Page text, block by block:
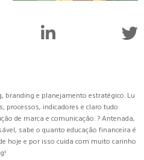
branding e planejamento estratégico. Lu
processos, indicadores e claro tudo
de marca e comunicação. ? Antenada,
sabe o quanto educação financeira é
hoje e por isso cuida com muito carinho